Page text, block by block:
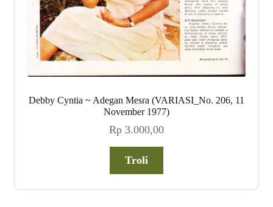
Debby Cyntia ~ Adegan Mesra (VARIASI_No. 206, 11
November 1977)
Rp 3.000,00
Troli